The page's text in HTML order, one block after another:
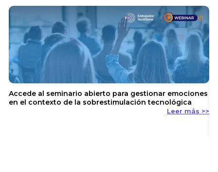
Accede al seminario abierto para gestionar emociones
en el contexto de la sobrestimulación tecnológica
Leer más >>